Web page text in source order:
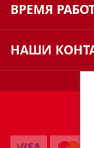
ВРЕМЯ
НАШИ